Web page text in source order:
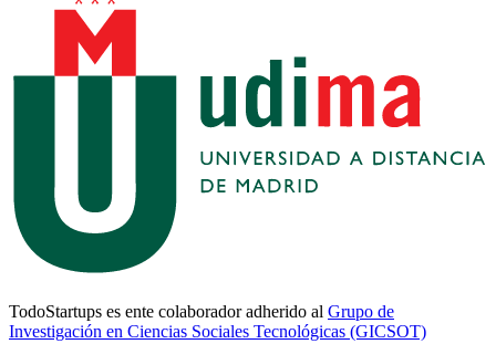
TodoStartups es ente colaborador adherido al Grupo de
Investigación en Ciencias Sociales Tecnológicas (GICSOT)